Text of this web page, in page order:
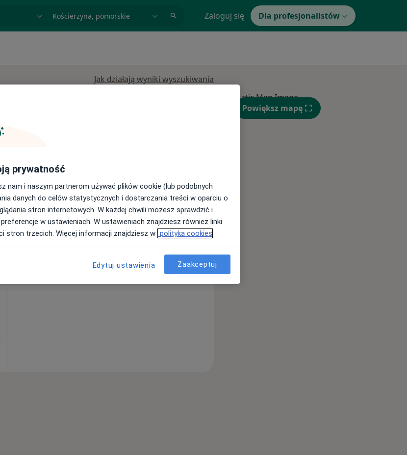
lub nazwiskomiasto lub dzielnica Zaloguj się Dla profesjonalistów
Jak działają wyniki wyszukiwania
bliskich Twojemu wyszukiwaniu.
9 Sie
Umawianie online nie jest dostępne
Pokaż profil
Powiększ mapę
prywatność
nam i naszym partnerom używać plików cookie (lub podobnych
danych do celów statystycznych i dostarczania treści w oparciu o
stron internetowych. W każdej chwili możesz sprawdzić i
w ustawieniach. W ustawieniach znajdziesz również linki
stron trzecich. Więcej informacji znajdziesz w polityka cookies
Edytuj ustawienia Zaakceptuj